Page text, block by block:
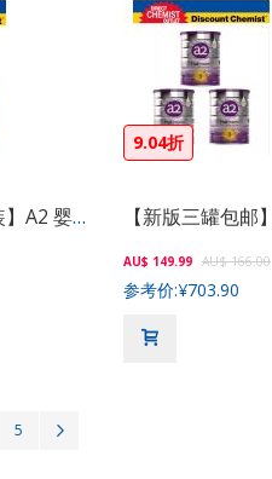
【新版三罐包邮装】A2 婴幼儿奶粉4段 900g
9.04折
AU$ 149.99 AU$ 166.00
参考价:¥703.90
页面
5